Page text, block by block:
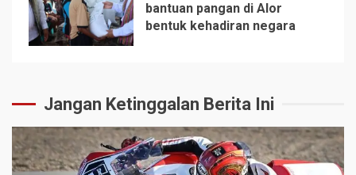
5
bantuan pangan di Alor
bentuk kehadiran negara
Jangan Ketinggalan Berita Ini